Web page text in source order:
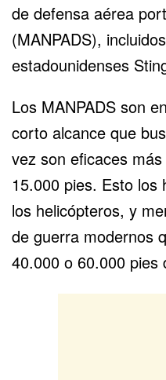
de defensa aérea
(MANPADS),
estadounidenses
Los MANPADS son
corto alcance que
vez son eficaces
15.000 pies. Esto los
los helicópteros, y
de guerra modernos
40.000 o 60.000 pies